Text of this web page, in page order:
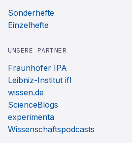
Sonderhefte
Einzelhefte
UNSERE PARTNER
Fraunhofer IPA
Leibniz-Institut ifl
wissen.de
ScienceBlogs
experimenta
Wissenschaftspodcasts